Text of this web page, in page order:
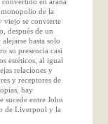
monopolio de la
viejo se convierte
después de un
hasta solo
su presencia casi
estéticos, al igual
relaciones y
y receptores de
hay
sucede entre John
de Liverpool y la